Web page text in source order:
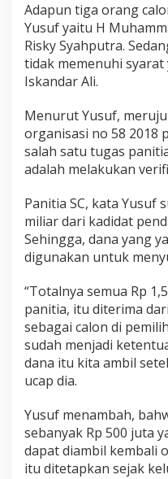
Adapun tiga orang
Yusuf yaitu H
Risky Syahputra.
tidak memenuhi
Iskandar Ali.
Menurut Yusuf,
organisasi no 58 2018
salah satu tugas
adalah melakukan
Panitia SC, kata Yusuf
miliar dari kadidat
Sehingga, dana yang
digunakan untuk
“Totalnya semua Rp
panitia, itu diterima
sebagai calon di
sudah menjadi
dana itu kita ambil
ucap dia.
Yusuf menambah,
sebanyak Rp 500 juta
dapat diambil kembali
itu ditetapkan sejak